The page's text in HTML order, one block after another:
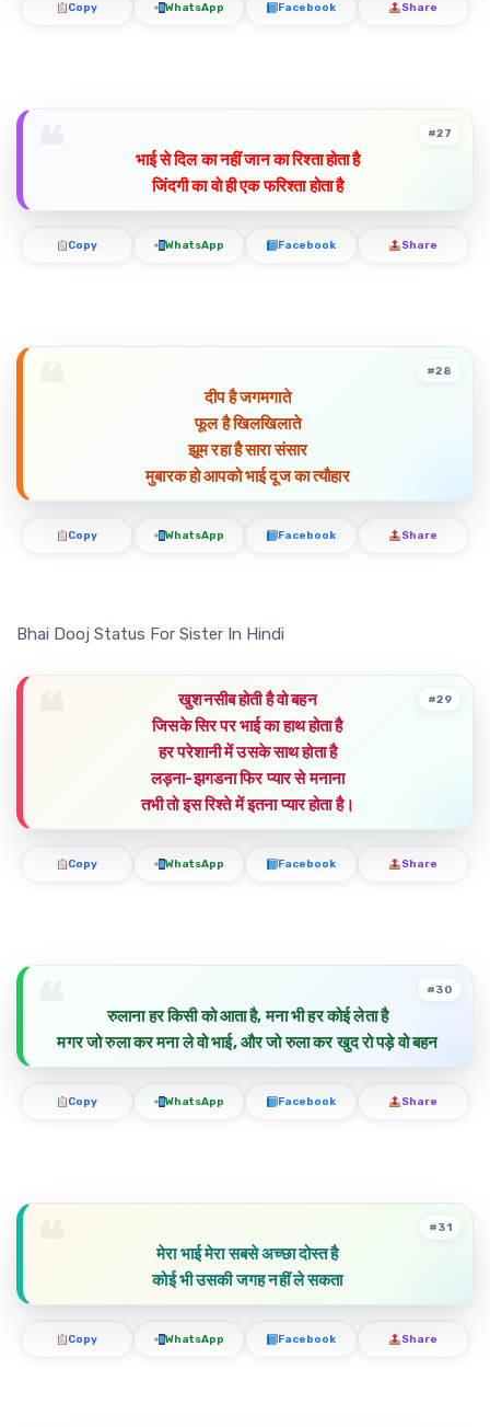
Copy WhatsApp Facebook Share
भाई से दिल का नहीं जान का रिश्ता होता है
जिंदगी का वो ही एक फरिश्ता होता है
#27
Copy WhatsApp Facebook Share
दीप है जगमगाते
फूल है खिलखिलाते
झूम रहा है सारा संसार
मुबारक हो आपको भाई दूज का त्यौहार
#28
Copy WhatsApp Facebook Share
Bhai Dooj Status For Sister In Hindi
खुशनसीब होती है वो बहन
जिसके सिर पर भाई का हाथ होता है
हर परेशानी में उसके साथ होता है
लड़ना-झगडना फिर प्यार से मनाना
तभी तो इस रिश्ते में इतना प्यार होता है।
#29
Copy WhatsApp Facebook Share
रुलाना हर किसी को आता है, मना भी हर कोई लेता है
मगर जो रुला कर मना ले वो भाई, और जो रुला कर खुद रो पड़े वो बहन
#30
Copy WhatsApp Facebook Share
मेरा भाई मेरा सबसे अच्छा दोस्त है
कोई भी उसकी जगह नहीं ले सकता
#31
Copy WhatsApp Facebook Share